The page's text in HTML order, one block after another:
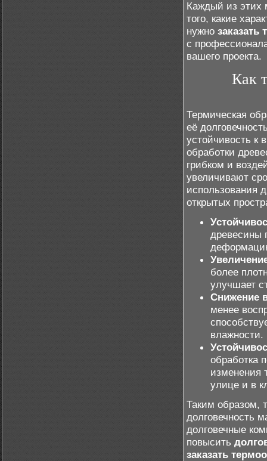
Каждый из этих
того, какие
нужно заказать
с
вашего проекта.
Как
Термическая
её
устойчивость к
обработки
грибком и
увеличивают
использования
открытых
древесины
более
улучшает
Снижение
менее
влажности.
обработка
изменения
улице и в
Таким образом,
долговечность
долговечные
повысить
заказать